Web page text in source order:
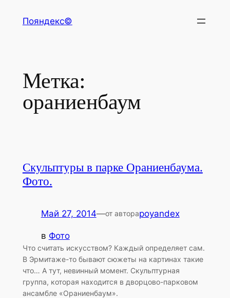
Пояндекс©
Метка:
ораниенбаум
Скульптуры в парке Ораниенбаума.
Фото.
Май 27, 2014—от автораpoyandex
в Фото
Что считать искусством? Каждый определяет сам.
В Эрмитаже-то бывают сюжеты на картинах такие
что… А тут, невинный момент. Скульптурная
группа, которая находится в дворцово-парковом
ансамбле «Ораниенбаум».